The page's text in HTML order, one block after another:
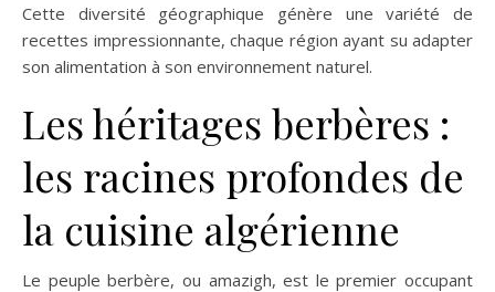
Cette diversité géographique génère une variété de
recettes impressionnante, chaque région ayant su adapter
son alimentation à son environnement naturel.
Les héritages berbères :
les racines profondes de
la cuisine algérienne
Le peuple berbère, ou amazigh, est le premier occupant